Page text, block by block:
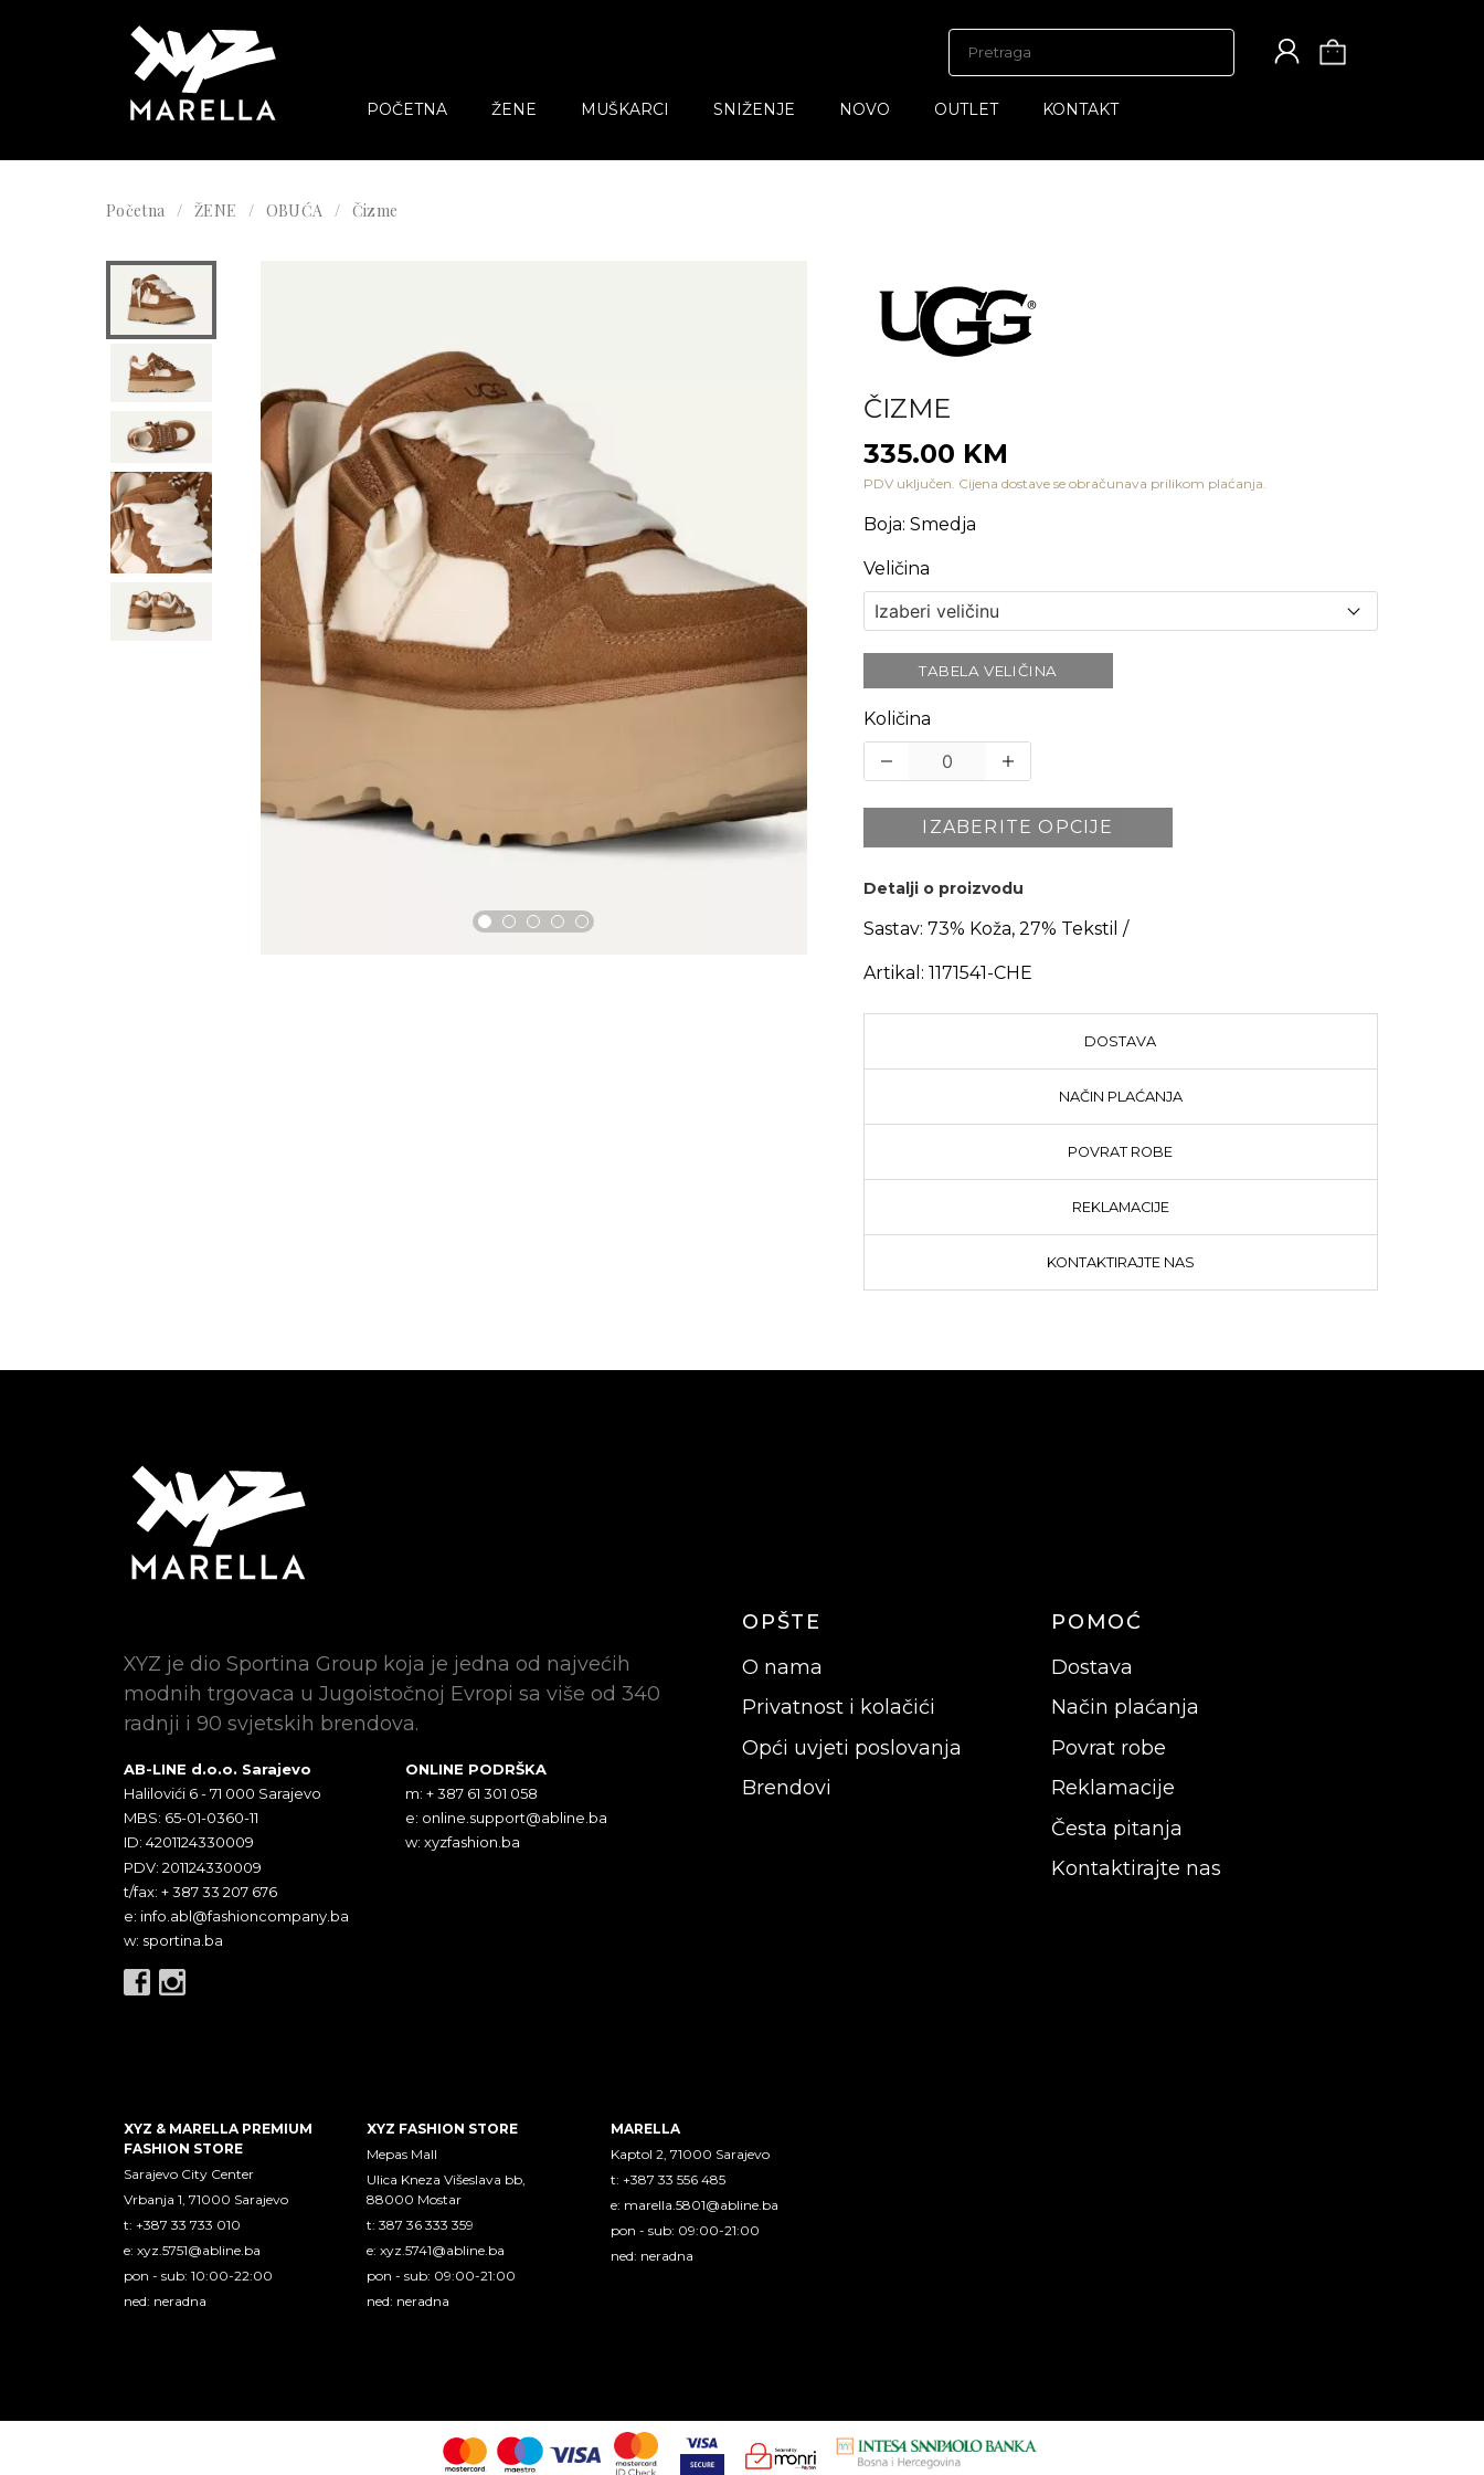
POČETNA ŽENE MUŠKARCI SNIŽENJE NOVO OUTLET KONTAKT
Početna ŽENE OBUĆA Čizme
ČIZME
335.00 KM
PDV uključen. Cijena dostave se obračunava prilikom plaćanja.
Boja: Smedja
Veličina
TABELA VELIČINA
Količina
IZABERITE OPCIJE
Detalji o proizvodu
Sastav: 73% Koža, 27% Tekstil /
Artikal: 1171541-CHE
DOSTAVA
NAČIN PLAĆANJA
POVRAT ROBE
REKLAMACIJE
KONTAKTIRAJTE NAS
XYZ je dio Sportina Group koja je jedna od najvećih
modnih trgovaca u Jugoistočnoj Evropi sa više od 340
radnji i 90 svjetskih brendova.
AB-LINE d.o.o. Sarajevo
Halilovići 6 - 71 000 Sarajevo
MBS: 65-01-0360-11
ID: 4201124330009
PDV: 201124330009
t/fax: + 387 33 207 676
e: info.abl@fashioncompany.ba
w: sportina.ba
ONLINE PODRŠKA
m: + 387 61 301 058
e: online.support@abline.ba
w: xyzfashion.ba
OPŠTE
O nama
Privatnost i kolačići
Opći uvjeti poslovanja
Brendovi
POMOĆ
Dostava
Način plaćanja
Povrat robe
Reklamacije
Česta pitanja
Kontaktirajte nas
XYZ & MARELLA PREMIUM
FASHION STORE
Sarajevo City Center
Vrbanja 1, 71000 Sarajevo
t: +387 33 733 010
e: xyz.5751@abline.ba
pon - sub: 10:00-22:00
ned: neradna
XYZ FASHION STORE
Mepas Mall
Ulica Kneza Višeslava bb,
88000 Mostar
t: 387 36 333 359
e:xyz.5741@abline.ba
pon - sub: 09:00-21:00
ned: neradna
MARELLA
Kaptol 2, 71000 Sarajevo
t: +387 33 556 485
e: marella.5801@abline.ba
pon - sub: 09:00-21:00
ned: neradna